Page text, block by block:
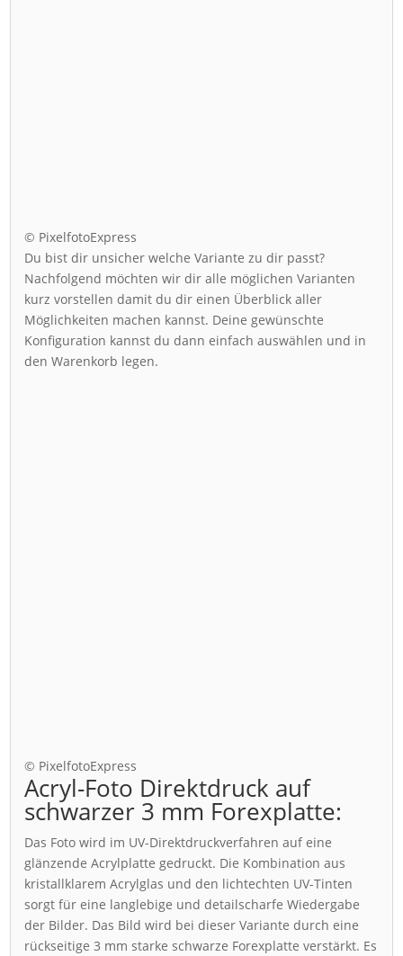
© PixelfotoExpress
Du bist dir unsicher welche Variante zu dir passt?
Nachfolgend möchten wir dir alle möglichen Varianten
kurz vorstellen damit du dir einen Überblick aller
Möglichkeiten machen kannst. Deine gewünschte
Konfiguration kannst du dann einfach auswählen und in
den Warenkorb legen.
© PixelfotoExpress
Acryl-Foto Direktdruck auf
schwarzer 3 mm Forexplatte:
Das Foto wird im UV-Direktdruckverfahren auf eine
glänzende Acrylplatte gedruckt. Die Kombination aus
kristallklarem Acrylglas und den lichtechten UV-Tinten
sorgt für eine langlebige und detailscharfe Wiedergabe
der Bilder. Das Bild wird bei dieser Variante durch eine
rückseitige 3 mm starke schwarze Forexplatte verstärkt. Es